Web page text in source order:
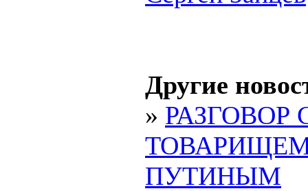
Другие
» РАЗГОВОР
ПУТИНЫМ